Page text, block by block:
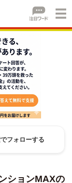
フォローする
ションMAXの